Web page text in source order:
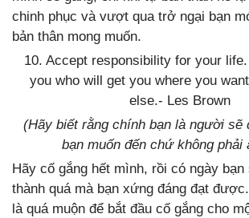
chinh phục và vượt qua trở ngại bạn
bản thân mong muốn.
10. Accept responsibility for your
you who will get you where you
else.- Les Brown
(Hãy biết rằng chính bạn là người sẽ
bạn muốn đến chứ không phải
Hãy cố gắng hết mình, rồi có ngày
thành quá mà bạn xứng đáng đạt
là quá muộn để bắt đầu cố gắng cho